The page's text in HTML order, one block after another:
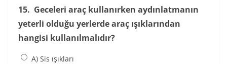
15. Geceleri araç kullanırken aydınlatmanın
yeterli olduğu yerlerde araç ışıklarından
hangisi kullanılmalıdır?
A) Sis ışıkları